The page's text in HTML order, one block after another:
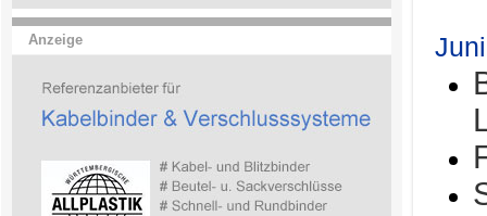
Anzeige